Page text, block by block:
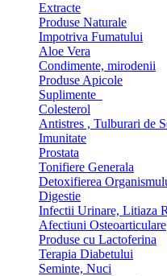
Extracte
Produse Naturale
Impotriva Fumatului
Aloe Vera
Condimente, mirodenii
Produse Apicole
Suplimente
Colesterol
Antistres , Tulburari de
Imunitate
Prostata
Tonifiere Generala
Detoxifierea
Digestie
Infectii Urinare, Litiaza
Afectiuni Osteoarticulare
Produse cu Lactoferina
Terapia Diabetului
Seminte, Nuci